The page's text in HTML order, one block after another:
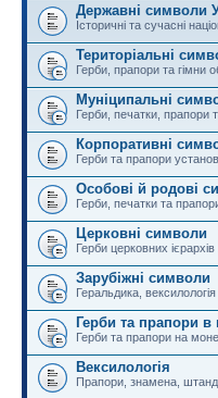
Державні символи
Історичні та сучасні
Територіальні
Герби, прапори та гімни
Муніципальні
Герби, печатки, прапори
Корпоративні
Герби та прапори
Особові й родові
Герби, печатки та
Церковні символи
Герби церковних
Зарубіжні символи
Геральдика,
Герби та прапори в
Герби та прапори на
Вексилологія
Прапори, знамена,